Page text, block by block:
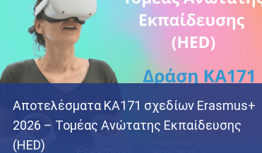
Αποτελέσματα KA171 σχεδίων Erasmus+
2026 – Τομέας Ανώτατης Εκπαίδευσης
(HED)